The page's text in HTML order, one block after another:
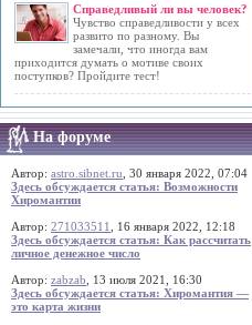
Справедливый ли вы человек?
Чувство справедливости у всех
развито по разному. Вы
замечали, что иногда вам
приходится думать о мотиве своих
поступков? Пройдите тест!
На форуме
Автор: astro.sibnet.ru , 30 января 2022, 07:04
Здесь обсуждается статья: Возможности
Хиромантии
Автор: 271033511
, 16 января 2022, 12:18
Здесь обсуждается статья: Как рассчитать
личное денежное число
Автор: zabzab , 13 июля 2021, 16:30
Здесь обсуждается статья: Хиромантия —
это карта жизни